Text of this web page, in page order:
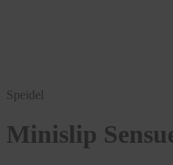
Speidel
Minislip